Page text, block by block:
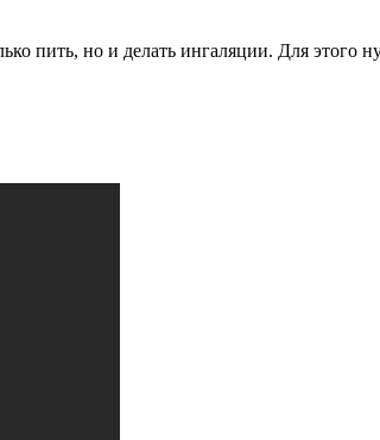
пить, но и делать ингаляции. Для этого